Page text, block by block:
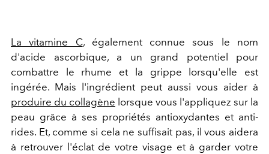
La vitamine C, également connue sous le nom
d'acide ascorbique, a un grand potentiel pour
combattre le rhume et la grippe lorsqu'elle est
ingérée. Mais l'ingrédient peut aussi vous aider à
produire du collagène lorsque vous l'appliquez sur la
peau grâce à ses propriétés antioxydantes et anti-
rides. Et, comme si cela ne suffisait pas, il vous aidera
à retrouver l'éclat de votre visage et à garder votre